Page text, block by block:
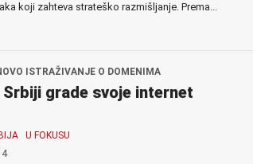
koji zahteva strateško razmišljanje. Prema...
ISTRAŽIVANJE O DOMENIMA
grade svoje internet
U FOKUSU
4